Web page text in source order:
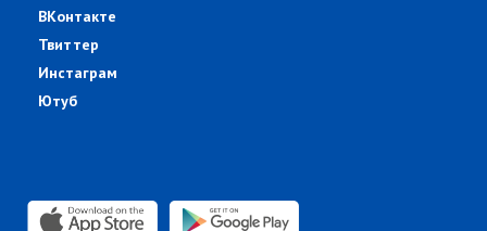
ВКонтакте
Твиттер
Инстаграм
Ютуб